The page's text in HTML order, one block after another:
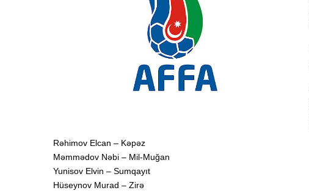
Rəhimov Elcan – Kəpəz
Məmmədov Nəbi – Mil-Muğan
Yunisov Elvin – Sumqayıt
Hüseynov Murad – Zirə